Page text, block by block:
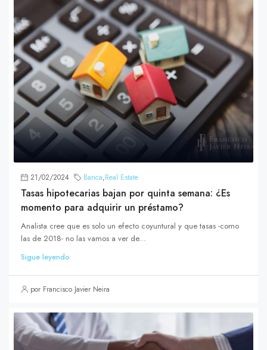
21/02/2024 Banca,Real Estate
Tasas hipotecarias bajan por quinta semana: ¿Es
momento para adquirir un préstamo?
Analista cree que es solo un efecto coyuntural y que tasas -como
las de 2018- no las vamos a ver de...
Sigue leyendo
por Francisco Javier Neira